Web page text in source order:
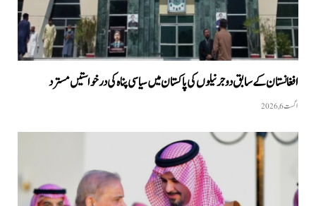
افغانستان کے سابق دو جرنیلوں کی پاکستان میں سیاسی پناہ کی درخواستیں مسترد
اگست 6, 2026